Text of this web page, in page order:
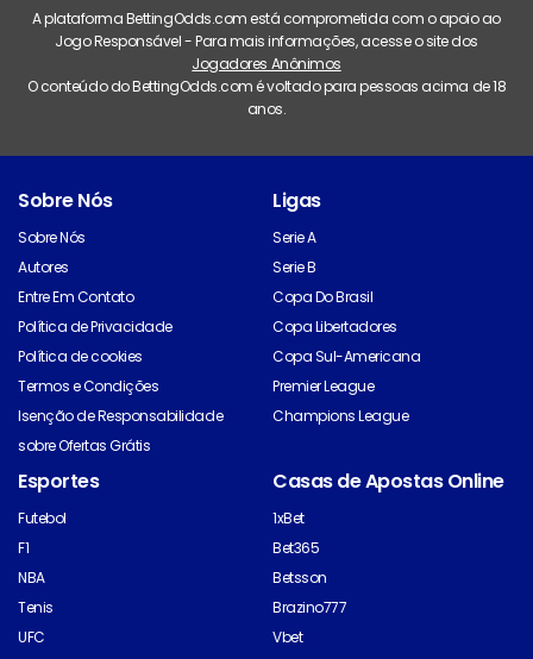
A plataforma BettingOdds.com está comprometida com o apoio ao
Jogo Responsável - Para mais informações, acesse o site dos
Jogadores Anônimos
O conteúdo do BettingOdds.com é voltado para pessoas acima de 18
anos.
Sobre Nós
Sobre Nós
Autores
Entre Em Contato
Política de Privacidade
Política de cookies
Termos e Condições
Isenção de Responsabilidade
sobre Ofertas Grátis
Ligas
Serie A
Serie B
Copa Do Brasil
Copa Libertadores
Copa Sul-Americana
Premier League
Champions League
Esportes
Futebol
F1
NBA
Tenis
UFC
Casas de Apostas Online
1xBet
Bet365
Betsson
Brazino777
Vbet